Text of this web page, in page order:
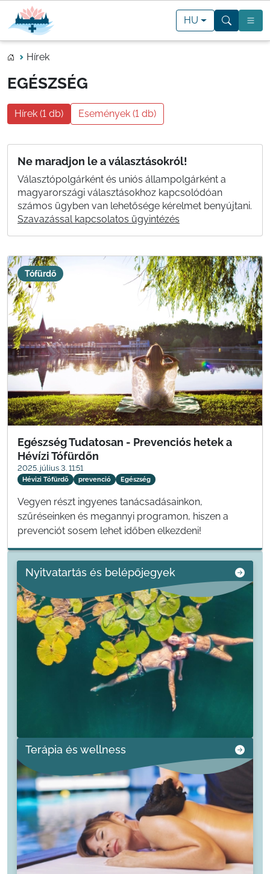
HU
Hírek
EGÉSZSÉG
Hírek (1 db) Események (1 db)
Ne maradjon le a választásokról!
Választópolgárként és uniós állampolgárként a
magyarországi választásokhoz kapcsolódóan
számos ügyben van lehetősége kérelmet benyújtani.
Szavazással kapcsolatos ügyintézés
Tófürdő
Egészség Tudatosan - Prevenciós hetek a
Hévízi Tófürdőn
2025. július 3. 11:51
Hévizi Tófürdő prevenció Egészség
Vegyen részt ingyenes tanácsadásainkon,
szűréseinken és megannyi programon, hiszen a
prevenciót sosem lehet időben elkezdeni!
Nyitvatartás és belépőjegyek
Terápia és wellness